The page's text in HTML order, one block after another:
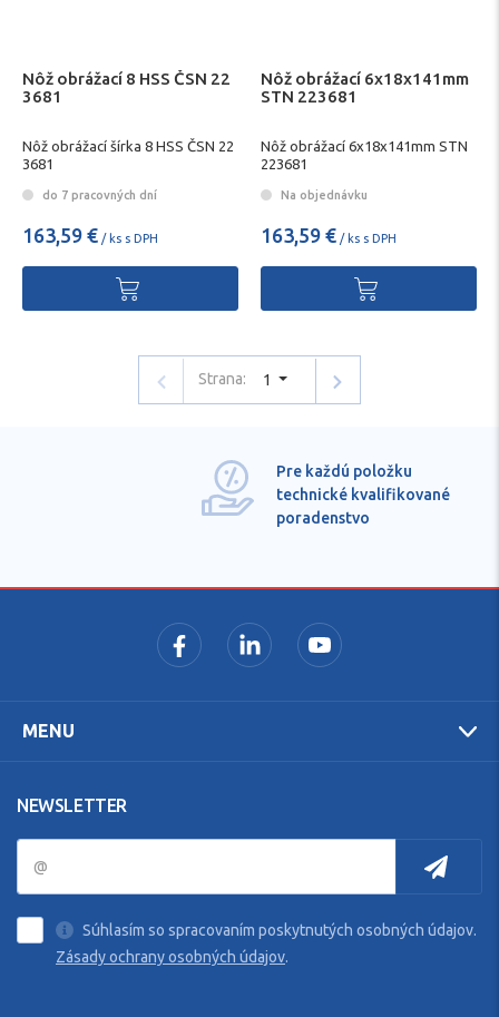
Nôž obrážací 8 HSS ČSN 22
3681
Nôž obrážací šírka 8 HSS ČSN 22
3681
do 7 pracovných dní
163,59 € / ks s DPH
Nôž obrážací 6x18x141mm
STN 223681
Nôž obrážací 6x18x141mm STN
223681
Na objednávku
163,59 € / ks s DPH
Strana: 1
Pre každú položku
technické kvalifikované
poradenstvo
MENU
NEWSLETTER
Súhlasím so spracovaním poskytnutých osobných údajov.
Zásady ochrany osobných údajov.